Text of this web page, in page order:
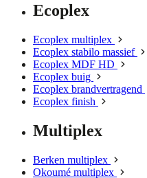
Ecoplex
Ecoplex multiplex
Ecoplex stabilo massief
Ecoplex MDF HD
Ecoplex buig
Ecoplex brandvertragend
Ecoplex finish
Multiplex
Berken multiplex
Okoumé multiplex